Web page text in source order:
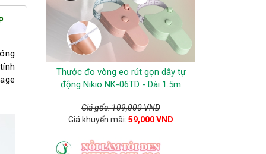
Thước đo vòng eo rút gọn dây tự
động Nikio NK-06TD - Dài 1.5m
Giá gốc: 109,000 VND
Giá khuyến mãi: 59,000 VND